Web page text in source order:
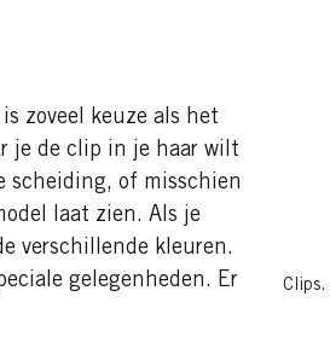
zoveel keuze als het
je de clip in je haar wilt
scheiding, of misschien
laat zien. Als je
verschillende kleuren.
gelegenheden. Er
Clips.